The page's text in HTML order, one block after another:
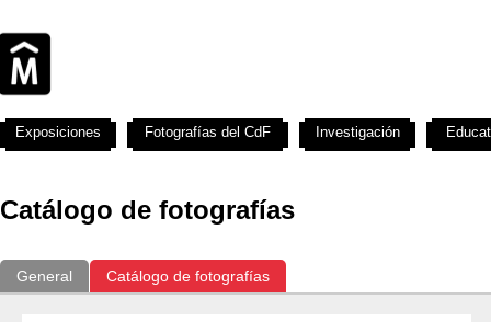
Catálogo de fotografías
General Catálogo de fotografías
Exposiciones Fotografías del CdF Investigación